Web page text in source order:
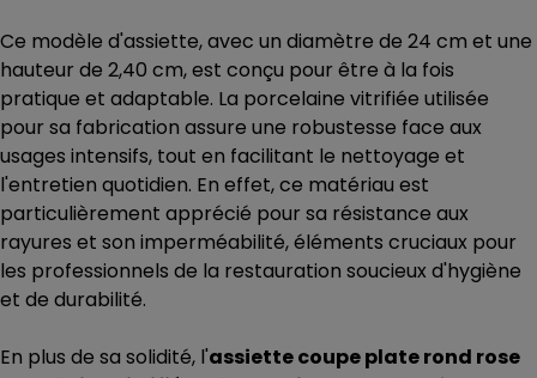
Ce modèle d'assiette, avec un diamètre de 24 cm et une
hauteur de 2,40 cm, est conçu pour être à la fois
pratique et adaptable. La porcelaine vitrifiée utilisée
pour sa fabrication assure une robustesse face aux
usages intensifs, tout en facilitant le nettoyage et
l'entretien quotidien. En effet, ce matériau est
particulièrement apprécié pour sa résistance aux
rayures et son imperméabilité, éléments cruciaux pour
les professionnels de la restauration soucieux d'hygiène
et de durabilité.
En plus de sa solidité, l'assiette coupe plate rond rose